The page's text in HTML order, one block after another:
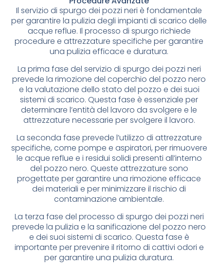
Il servizio di spurgo dei pozzi neri è fondamentale
per garantire la pulizia degli impianti di scarico delle
acque reflue. Il processo di spurgo richiede
procedure e attrezzature specifiche per garantire
una pulizia efficace e duratura.
La prima fase del servizio di spurgo dei pozzi neri
prevede la rimozione del coperchio del pozzo nero
e la valutazione dello stato del pozzo e dei suoi
sistemi di scarico. Questa fase è essenziale per
determinare l’entità del lavoro da svolgere e le
attrezzature necessarie per svolgere il lavoro.
La seconda fase prevede l’utilizzo di attrezzature
specifiche, come pompe e aspiratori, per rimuovere
le acque reflue e i residui solidi presenti all’interno
del pozzo nero. Queste attrezzature sono
progettate per garantire una rimozione efficace
dei materiali e per minimizzare il rischio di
contaminazione ambientale.
La terza fase del processo di spurgo dei pozzi neri
prevede la pulizia e la sanificazione del pozzo nero
e dei suoi sistemi di scarico. Questa fase è
importante per prevenire il ritorno di cattivi odori e
per garantire una pulizia duratura.